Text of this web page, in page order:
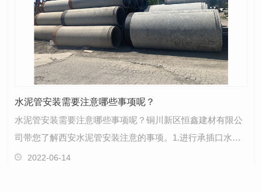
水泥管安装需要注意哪些事项呢？
水泥管安装需要注意哪些事项呢？铜川新区恒鑫建材有限公
司带您了解西安水泥管安装注意的事项。1.进行承插口水泥
管施工的时候要遵守相关的规定，无论是清口、涂浆还…
2022-06-14